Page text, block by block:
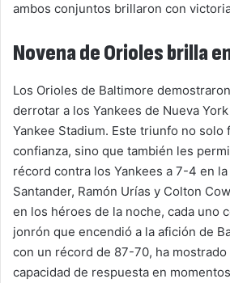
ambos conjuntos brillaron con
Novena de Orioles brilla
Los Orioles de Baltimore
derrotar a los Yankees de Nueva
Yankee Stadium. Este triunfo no solo
confianza, sino que también les
récord contra los Yankees a 7-4 en
Santander, Ramón Urías y Colton
en los héroes de la noche, cada uno
jonrón que encendió a la afición de
con un récord de 87-70, ha
capacidad de respuesta en